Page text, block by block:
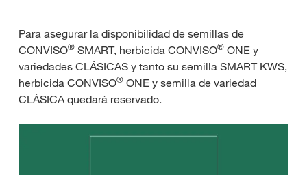
Para asegurar la disponibilidad de semillas de
CONVISO® SMART, herbicida CONVISO® ONE y
variedades CLÁSICAS y tanto su semilla SMART KWS,
herbicida CONVISO® ONE y semilla de variedad
CLÁSICA quedará reservado.